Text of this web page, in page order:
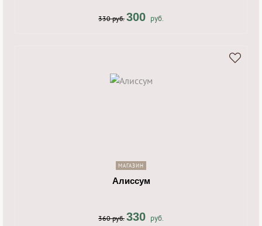
330 руб. 300 руб.
МАГАЗИН
Алиссум
360 руб. 330 руб.